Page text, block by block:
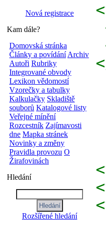
Nová registrace
Kam dále?
Domovská stránka
Články a povídání Archiv
Autoři Rubriky
Integrované obvody
Lexikon vědomostí
Vzorečky a tabulky
Kalkulačky Skladiště
souborů Katalogové listy
Veřejné mínění
Rozcestník Zajímavosti
dne Mapka stránek
Novinky a změny
Pravidla provozu O
Žirafovinách
Hledání
Rozšířené hledání
<
<
<
<